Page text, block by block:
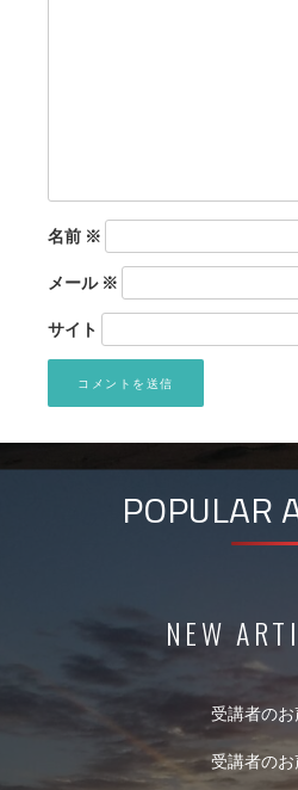
名前 ※
メール※
サイト
POPULAR
NEW
受講者のお
受講者のお